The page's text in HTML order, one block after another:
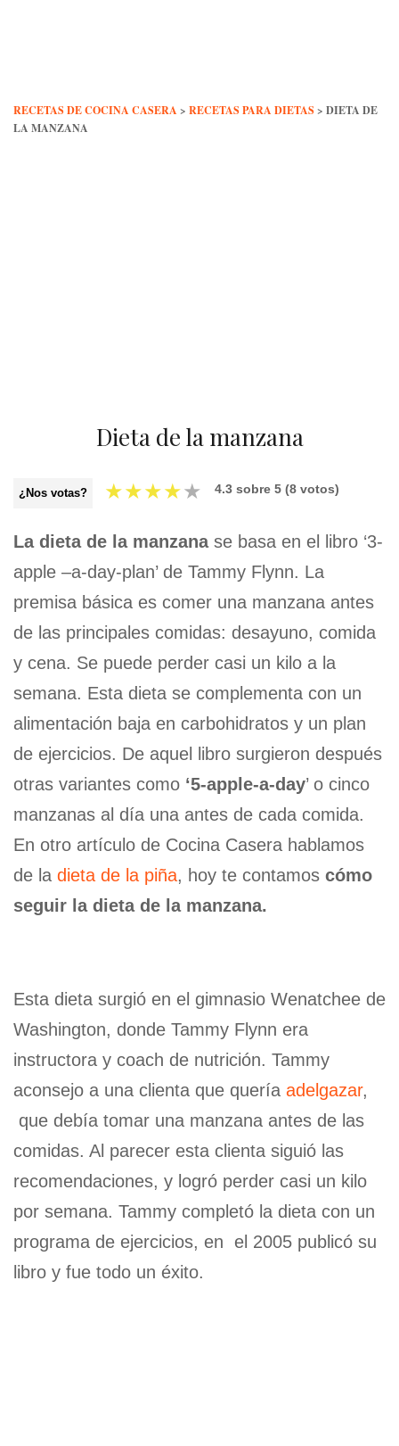
RECETAS DE COCINA CASERA > RECETAS PARA DIETAS > DIETA DE
LA MANZANA
Dieta de la manzana
¿Nos votas? ★★★★★ 4.3 sobre 5 (8 votos)
La dieta de la manzanase basa en el libro ‘3-
apple –a-day-plan’ de Tammy Flynn. La
premisa básica es comer una manzana antes
de las principales comidas: desayuno, comida
y cena. Se puede perder casi un kilo a la
semana. Esta dieta se complementa con un
alimentación baja en carbohidratos y un plan
de ejercicios. De aquel libro surgieron después
otras variantes como ‘5-apple-a-day’ o cinco
manzanas al día una antes de cada comida.
En otro artículo de Cocina Casera hablamos
de la dieta de la piña, hoy te contamos cómo
seguir la dieta de la manzana.
Esta dieta surgió en el gimnasio Wenatchee de
Washington, donde Tammy Flynn era
instructora y coach de nutrición. Tammy
aconsejo a una clienta que quería adelgazar,
que debía tomar una manzana antes de las
comidas. Al parecer esta clienta siguió las
recomendaciones, y logró perder casi un kilo
por semana. Tammy completó la dieta con un
programa de ejercicios, en el 2005 publicó su
libro y fue todo un éxito.